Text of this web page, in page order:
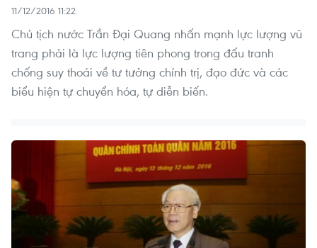
11/12/2016 11:22
Chủ tịch nước Trần Đại Quang nhấn mạnh lực lượng vũ
trang phải là lực lượng tiên phong trong đấu tranh
chống suy thoái về tư tưởng chính trị, đạo đức và các
biểu hiện tự chuyển hóa, tự diễn biến.